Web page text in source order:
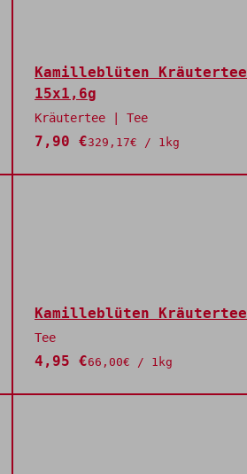
Kamilleblüten Kräutertee
15x1,6g
Kräutertee | Tee
7,90 €329,17€ / 1kg
Kamilleblüten Kräutertee
Tee
4,95 €66,00€ / 1kg